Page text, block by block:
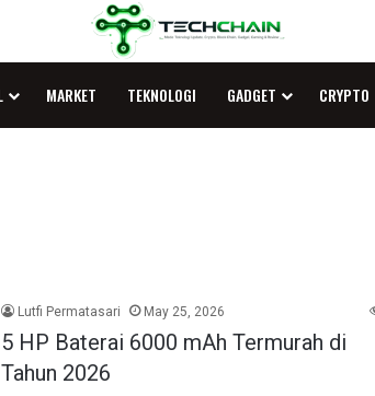
MARKET TEKNOLOGI GADGET CRYPTO
Lutfi Permatasari May 25, 2026
5 HP Baterai 6000 mAh Termurah di
Tahun 2026